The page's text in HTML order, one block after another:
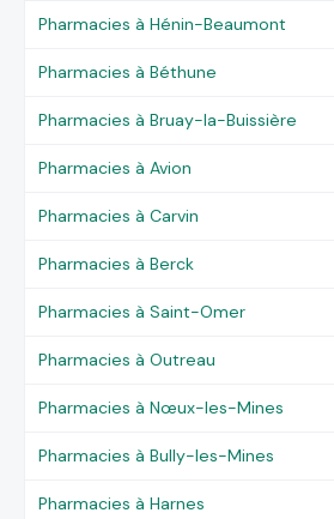
Pharmacies à Hénin-Beaumont
Pharmacies à Béthune
Pharmacies à Bruay-la-Buissière
Pharmacies à Avion
Pharmacies à Carvin
Pharmacies à Berck
Pharmacies à Saint-Omer
Pharmacies à Outreau
Pharmacies à Nœux-les-Mines
Pharmacies à Bully-les-Mines
Pharmacies à Harnes